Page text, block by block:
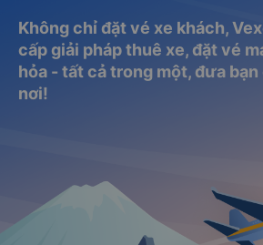
Không chỉ đặt vé xe khách,
cấp giải pháp thuê xe, đặt vé
hỏa - tất cả trong một, đưa bạn
nơi!